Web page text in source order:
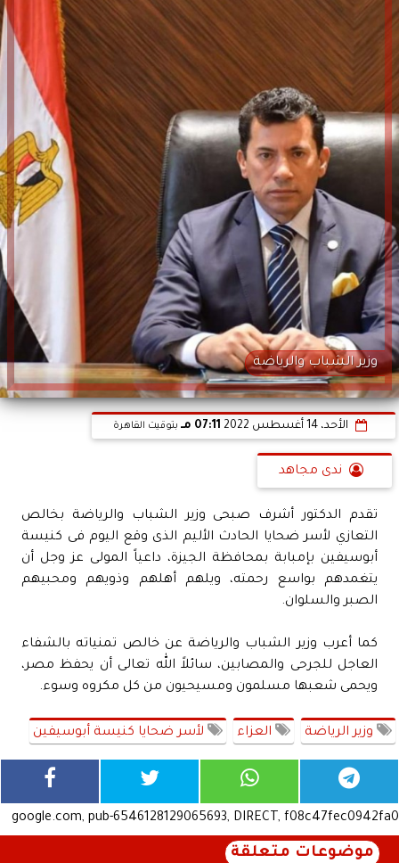
وزير الشباب والرياضة
الأحد، 14 أغسطس 2022 07:11 مـ بتوقيت القاهرة
ندى مجاهد
تقدم الدكتور أشرف صبحى وزير الشباب والرياضة بخالص
التعازي لأسر ضحايا الحادث الأليم الذى وقع اليوم فى كنيسة
أبوسيفين بإمبابة بمحافظة الجيزة، داعياً المولى عز وجل أن
يتغمدهم بواسع رحمته، ويلهم أهلهم وذويهم ومحبيهم
الصبر والسلوان.
كما أعرب وزير الشباب والرياضة عن خالص تمنياته بالشفاء
العاجل للجرحى والمصابين، سائلاً الله تعالى أن يحفظ مصر،
ويحمى شعبها مسلمون ومسيحيون من كل مكروه وسوء.
وزير الرياضة العزاء لأسر ضحايا كنيسة أبوسيفين
google.com, pub-6546128129065693, DIRECT, f08c47fec0942fa0
موضوعات متعلقة